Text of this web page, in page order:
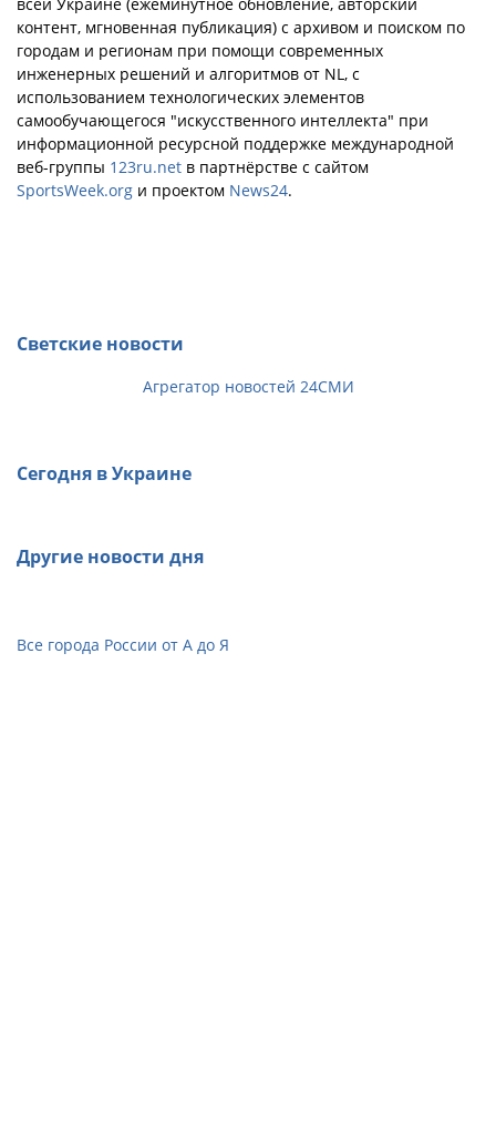
контент, мгновенная публикация) с архивом и поиском по
городам и регионам при помощи современных
инженерных решений и алгоритмов от NL, с
использованием технологических элементов
самообучающегося "искусственного интеллекта" при
информационной ресурсной поддержке международной
веб-группы 123ru.net в партнёрстве с сайтом
SportsWeek.org и проектом News24.
Светские новости
Агрегатор новостей 24СМИ
Сегодня в Украине
Другие новости дня
Все города России от А до Я